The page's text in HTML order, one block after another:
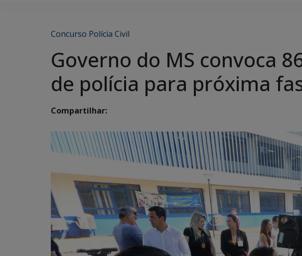
Concurso Polícia Civil
Governo do MS convoca
de polícia para próxima
Compartilhar: